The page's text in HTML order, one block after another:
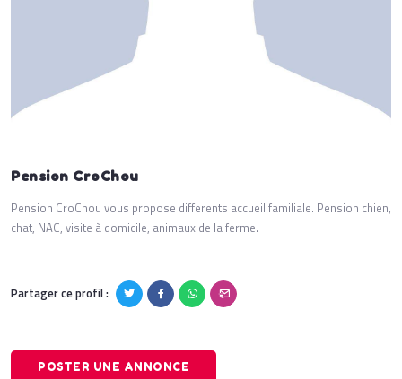
Pension CroChou
Pension CroChou vous propose differents accueil familiale. Pension chien,
chat, NAC, visite à domicile, animaux de la ferme.
Partager ce profil :
POSTER UNE ANNONCE